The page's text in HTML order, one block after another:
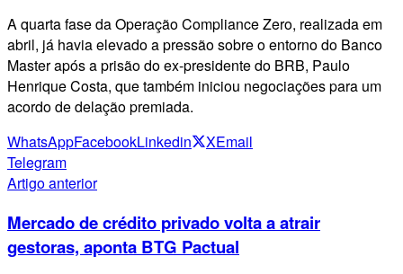
A quarta fase da Operação Compliance Zero, realizada em
abril, já havia elevado a pressão sobre o entorno do Banco
Master após a prisão do ex-presidente do BRB, Paulo
Henrique Costa, que também iniciou negociações para um
acordo de delação premiada.
WhatsAppFacebookLinkedin XEmail
Telegram
Artigo anterior
Mercado de crédito privado volta a atrair
gestoras, aponta BTG Pactual